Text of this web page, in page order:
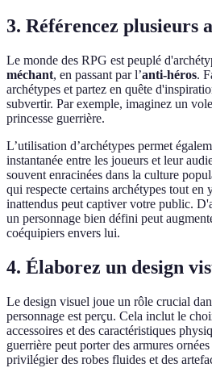
3. Référencez plusieurs
Le monde des RPG est peuplé
méchant, en passant par l’anti-héros.
archétypes et partez en quête
subvertir. Par exemple, imaginez un
princesse guerrière.
L’utilisation d’archétypes permet
instantanée entre les joueurs et leur
souvent enracinées dans la culture
qui respecte certains archétypes tout en
inattendus peut captiver votre public.
un personnage bien défini peut
coéquipiers envers lui.
4. Élaborez un design
Le design visuel joue un rôle crucial
personnage est perçu. Cela inclut le
accessoires et des caractéristiques
guerrière peut porter des armures
privilégier des robes fluides et des